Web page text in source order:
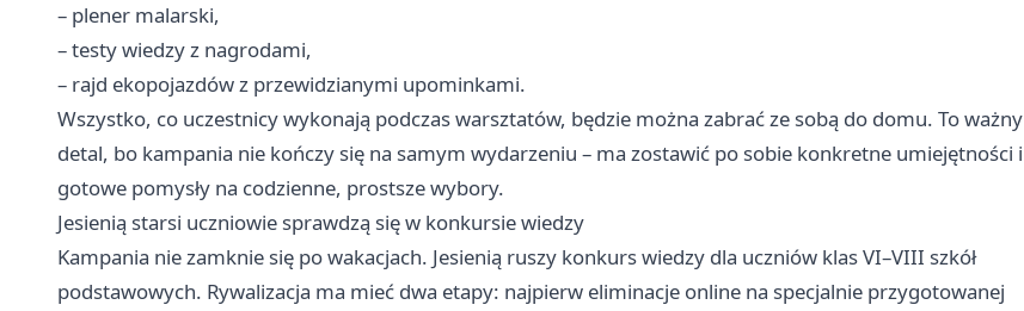
– plener malarski,
– testy wiedzy z nagrodami,
– rajd ekopojazdów z przewidzianymi upominkami.
Wszystko, co uczestnicy wykonają podczas warsztatów, będzie można zabrać ze sobą do domu. To ważny
detal, bo kampania nie kończy się na samym wydarzeniu – ma zostawić po sobie konkretne umiejętności i
gotowe pomysły na codzienne, prostsze wybory.
Jesienią starsi uczniowie sprawdzą się w konkursie wiedzy
Kampania nie zamknie się po wakacjach. Jesienią ruszy konkurs wiedzy dla uczniów klas VI–VIII szkół
podstawowych. Rywalizacja ma mieć dwa etapy: najpierw eliminacje online na specjalnie przygotowanej